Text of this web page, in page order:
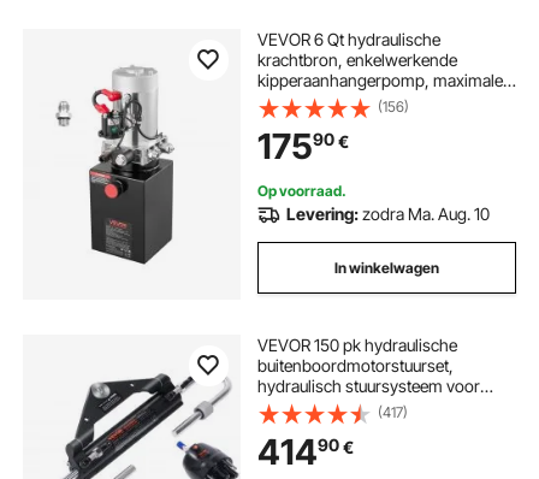
VEVOR 6 Qt hydraulische
krachtbron, enkelwerkende
kipperaanhangerpomp, maximale
openingsdruk 22 MPa en debiet 3,4
l/min, 12 V DC hydraulische pomp
met metalen reservoir voor
kipperaanhangers, zwart
(156)
17590€
Op voorraad.
Levering:zodra Ma. Aug. 10
In winkelwagen
VEVOR 150 pk hydraulische
buitenboordmotorstuurset,
hydraulisch stuursysteem voor
boten met stuurpomp,
tweewegcilinder en 7 m
hydraulische stuurslang, voor
boten met één station en één motor
(417)
41490€